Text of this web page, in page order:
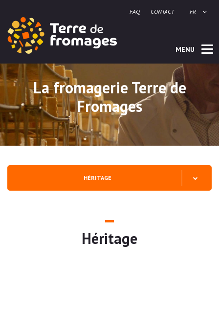
MENU
FAQ CONTACT FR
La fromagerie Terre de
Fromages
HÉRITAGE
Héritage